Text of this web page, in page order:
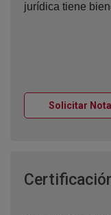
jurídica tiene
Solicitar